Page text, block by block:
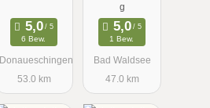
6 Bew.
Donaueschingen
53.0 km
g
1 Bew.
Bad Waldsee
47.0 km